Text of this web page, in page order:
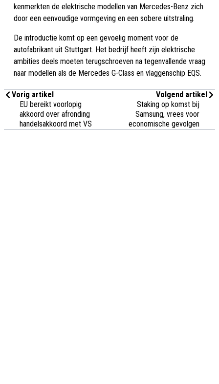
kenmerkten de elektrische modellen van Mercedes-Benz zich
door een eenvoudige vormgeving en een sobere uitstraling.
De introductie komt op een gevoelig moment voor de
autofabrikant uit Stuttgart. Het bedrijf heeft zijn elektrische
ambities deels moeten terugschroeven na tegenvallende vraag
naar modellen als de Mercedes G-Class en vlaggenschip EQS.
Vorig artikel
EU bereikt voorlopig
akkoord over afronding
handelsakkoord met VS
Volgend artikel
Staking op komst bij
Samsung, vrees voor
economische gevolgen